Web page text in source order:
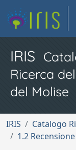
IRIS
Ricerca
del Molise
IRIS Catalogo
1.2